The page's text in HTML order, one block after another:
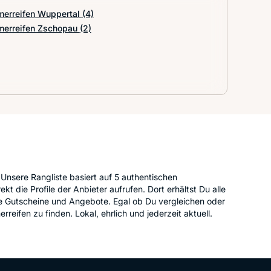
Wuppertal (4)
Zschopau (2)
Rangliste basiert auf 5 authentischen
die Profile der Anbieter aufrufen. Dort erhältst Du alle
und Angebote. Egal ob Du vergleichen oder
zu finden. Lokal, ehrlich und jederzeit aktuell.